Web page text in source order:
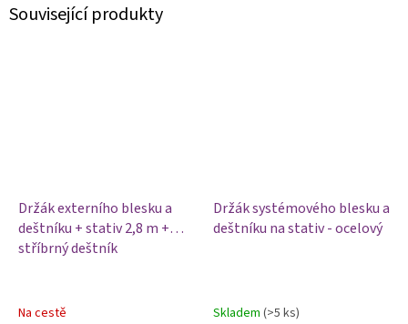
Související produkty
Držák externího blesku a
deštníku + stativ 2,8 m +
stříbrný deštník
Na cestě
Držák systémového blesku a
deštníku na stativ - ocelový
Skladem (>5 ks)